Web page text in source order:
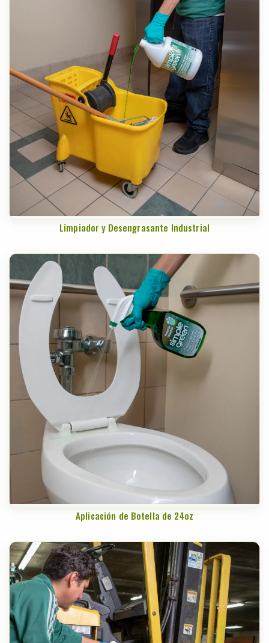
Limpiador y Desengrasante Industrial
Aplicación de Botella de 24oz